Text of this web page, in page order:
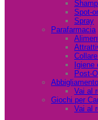
Spot-
Spray
Parafarmacia
Igiene
Post-
Abbigliamento
Vai al
Giochi per
Vai al